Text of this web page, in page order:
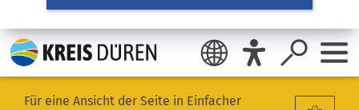
Für eine Ansicht der Seite in Einfacher